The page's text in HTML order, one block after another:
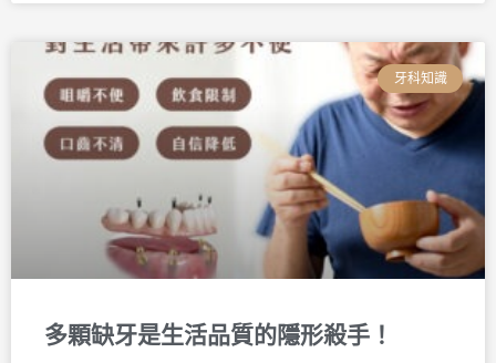
牙科知識
多顆缺牙是生活品質的隱形殺手！